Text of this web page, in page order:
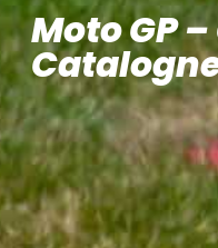
Moto GP